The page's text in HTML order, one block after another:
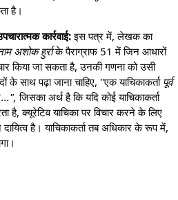
है।
कार्रवाई:इस पत्र में, लेखक का
अशोक हुर्राके पैराग्राफ 51 में जिन आधारों
किया जा सकता है, उनकी गणना को उसी
के साथ पढ़ा जाना चाहिए, "एक याचिकाकर्ता पूर्व
...", जिसका अर्थ है कि यदि कोई याचिकाकर्ता
है, क्यूरेटिव याचिका पर विचार करने के लिए
है। याचिकाकर्ता तब अधिकार के रूप में,